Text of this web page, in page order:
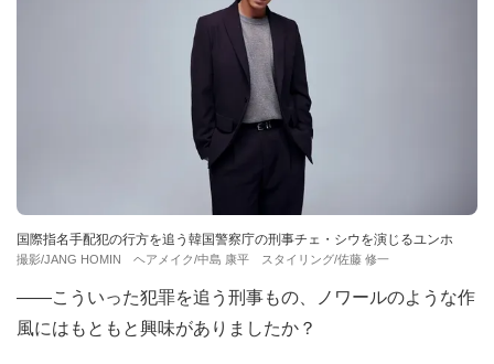
国際指名手配犯の行方を追う韓国警察庁の刑事チェ・シウを演じるユンホ
撮影/JANG HOMIN ヘアメイク/中島 康平 スタイリング/佐藤 修一
――こういった犯罪を追う刑事もの、ノワールのような作
風にはもともと興味がありましたか？